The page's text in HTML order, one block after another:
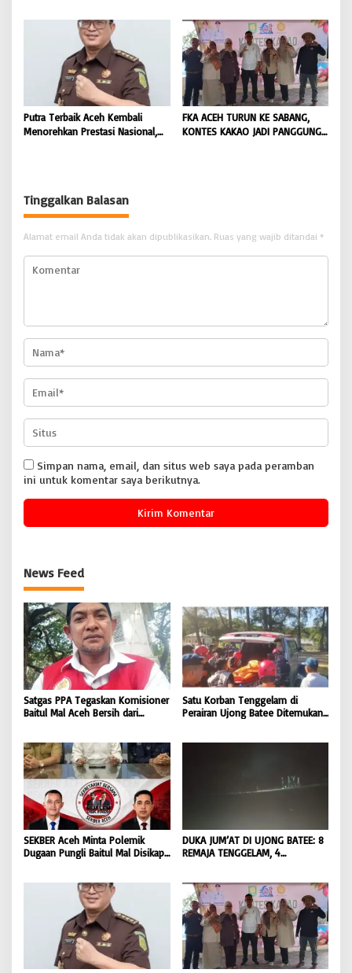
Hukum terhadap Oknum |
BONGKAR ‘Perkara.com
DICARI | BONGKAR ‘Perkara.com
Putra Terbaik Aceh Kembali
Menorehkan Prestasi Nasional,
BONGKAR’Perkara.com
FKA ACEH TURUN KE SABANG,
KONTES KAKAO JADI PANGGUNG
Tinggalkan Balasan
Alamat email Anda tidak akan dipublikasikan. Ruas yang wajib ditandai *
Simpan nama, email, dan situs web saya pada peramban
ini untuk komentar saya berikutnya.
News Feed
Satgas PPA Tegaskan Komisioner
Baitul Mal Aceh Bersih dari
Penyebaran Hoaks | BONGKAR
‘Perkara.com
Satu Korban Tenggelam di
Perairan Ujong Batee Ditemukan,
SEKBER Aceh Minta Polemik
Dugaan Pungli Baitul Mal Disikapi
BONGKAR ‘Perkara.com
DUKA JUM’AT DI UJONG BATEE: 8
REMAJA TENGGELAM, 4